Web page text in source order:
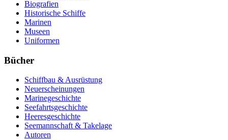
Biografien
Historische Schiffe
Marinen
Museen
Uniformen
Bücher
Schiffbau & Ausrüstung
Neuerscheinungen
Marinegeschichte
Seefahrtsgeschichte
Heeresgeschichte
Seemannschaft & Takelage
Autoren